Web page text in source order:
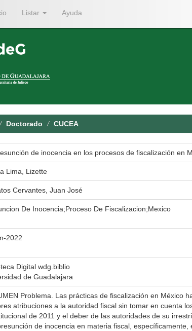
Listar Ayuda
Doctorado CUCEA
de inocencia en los procesos de fiscalización en
Lima, Lizette
Cervantes, Juan José
De Inocencia;Proceso De Fiscalizacion;Mexico
2022
Digital wdg.biblio
de Guadalajara
Problema. Las prácticas de fiscalización en México
atribuciones a la autoridad fiscal sin tomar en cuenta
de 2011 y el deber de las autoridades de su
de inocencia en materia fiscal,